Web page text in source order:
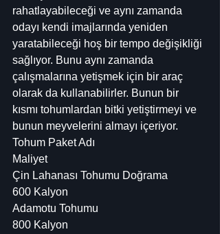
rahatlayabileceği ve aynı zamanda
odayı kendi imajlarında yeniden
yaratabileceği hoş bir tempo değişikliği
sağlıyor. Bunu aynı zamanda
çalışmalarına yetişmek için bir araç
olarak da kullanabilirler. Bunun bir
kısmı tohumlardan bitki yetiştirmeyi ve
bunun meyvelerini almayı içeriyor.
Tohum Paket Adı
Maliyet
Çin Lahanası Tohumu Doğrama
600 Kalyon
Adamotu Tohumu
800 Kalyon